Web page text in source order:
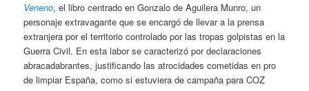
Veneno, el libro centrado en Gonzalo de Aguilera Munro, un
personaje extravagante que se encargó de llevar a la prensa
extranjera por el territorio controlado por las tropas golpistas en la
Guerra Civil. En esta labor se caracterizó por declaraciones
abracadabrantes, justificando las atrocidades cometidas en pro
de limpiar España, como si estuviera de campaña para COZ